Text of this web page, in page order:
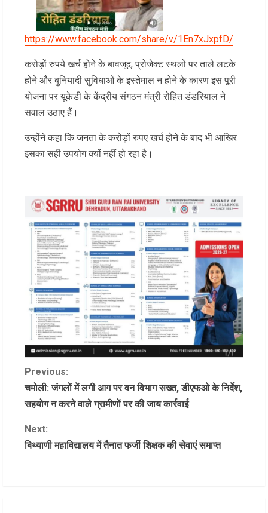
https://www.facebook.com/share/v/1En7xJxpfD/
करोड़ों रुपये खर्च होने के बावजूद, प्रोजेक्ट स्थलों पर ताले लटके
होने और बुनियादी सुविधाओं के इस्तेमाल न होने के कारण इस पूरी
योजना पर यूकेडी के केंद्रीय संगठन मंत्री रोहित डंडरियाल ने
सवाल उठाए हैं।
उन्होंने कहा कि जनता के करोड़ों रुपए खर्च होने के बाद भी आखिर
इसका सही उपयोग क्यों नहीं हो रहा है।
C
o
n
t
Previous:
चमोली: जंगलों में लगी आग पर वन विभाग सख्त, डीएफओ के निर्देश,
सहयोग न करने वाले ग्रामीणों पर की जाय कार्रवाई
Next:
बिथ्याणी महाविद्यालय में तैनात फर्जी शिक्षक की सेवाएं समाप्त